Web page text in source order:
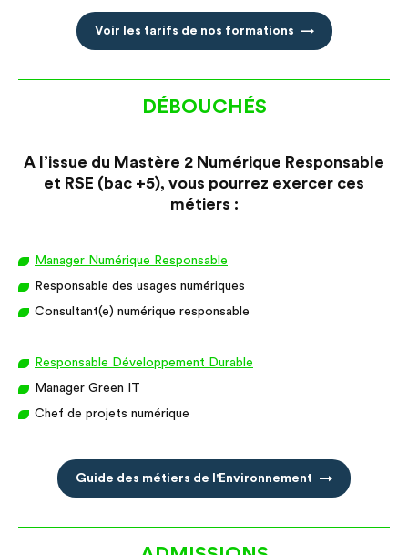
Voir les tarifs de nos formations
DÉBOUCHÉS
A l’issue du Mastère 2 Numérique Responsable
et RSE (bac +5), vous pourrez exercer ces
métiers :
Manager Numérique Responsable
Responsable des usages numériques
Consultant(e) numérique responsable
Responsable Développement Durable
Manager Green IT
Chef de projets numérique
Guide des métiers de l'Environnement